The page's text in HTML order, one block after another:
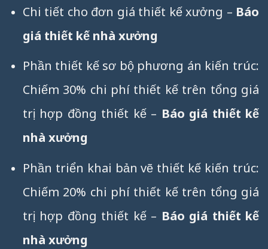
Chi tiết cho đơn giá thiết kế xưởng – Báo
giá thiết kế nhà xưởng
Phần thiết kế sơ bộ phương án kiến trúc:
Chiếm 30% chi phí thiết kế trên tổng giá
trị hợp đồng thiết kế – Báo giá thiết kế
nhà xưởng
Phần triển khai bản vẽ thiết kế kiến trúc:
Chiếm 20% chi phí thiết kế trên tổng giá
trị hợp đồng thiết kế – Báo giá thiết kế
nhà xưởng